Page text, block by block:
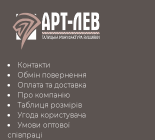
Контакти
Обмін повернення
Оплата та доставка
Про компанію
Таблиця розмірів
Угода користувача
Умови оптової
співпраці